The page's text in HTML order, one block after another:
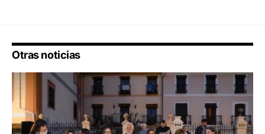
Otras noticias